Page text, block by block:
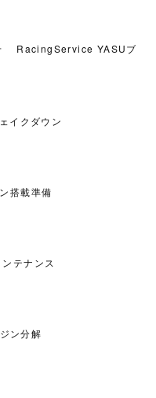
RacingService YASUブ
イクダウン
搭載準備
テナンス
ン分解